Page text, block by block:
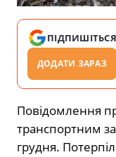
ПІДПИШІТЬСЯ
ДОДАТИ ЗАРАЗ
Повідомлення
транспортним
грудня.